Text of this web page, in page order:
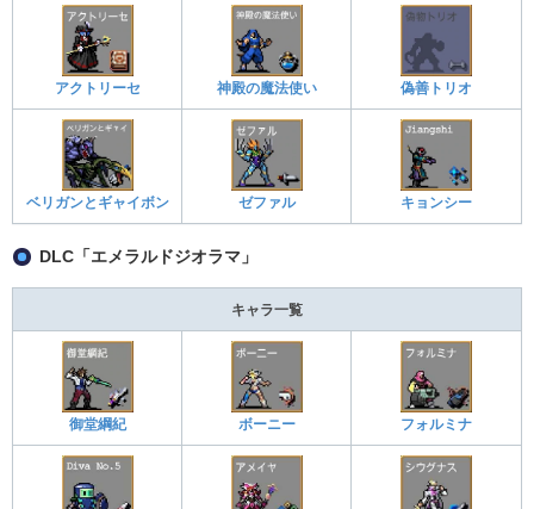
アクトリーセ 神殿の魔法使い 偽善トリオ
ベリガンとギャイボン ゼファル キョンシー
DLC「エメラルドジオラマ」
キャラ一覧
御堂綱紀 ボーニー フォルミナ